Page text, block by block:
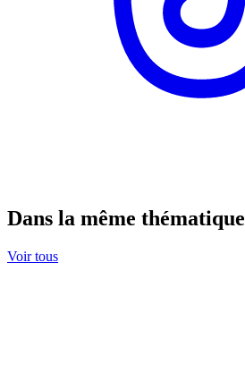
Dans la même thématique
Voir tous